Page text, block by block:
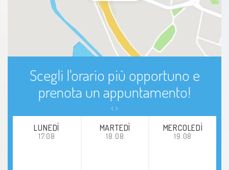
Scegli l'orario più opportuno e
prenota un appuntamento!
LUNEDÍ
17.08
MARTEDÌ
18.08
MERCOLEDÌ
19.08